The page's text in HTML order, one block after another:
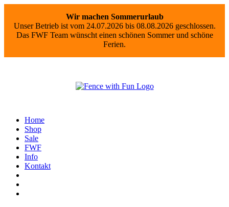
Wir machen Sommerurlaub
Unser Betrieb ist vom 24.07.2026 bis 08.08.2026 geschlossen.
Das FWF Team wünscht einen schönen Sommer und schöne
Ferien.
Home
Shop
Sale
FWF
Info
Kontakt